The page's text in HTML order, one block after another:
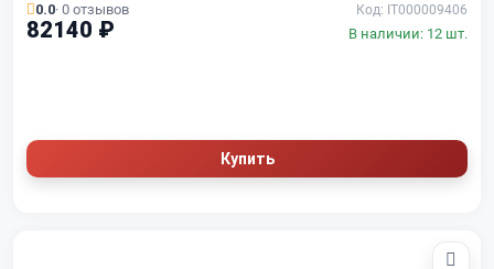
0.0· 0 отзывов Код: IT000009406
82140 ₽ В наличии: 12 шт.
Купить